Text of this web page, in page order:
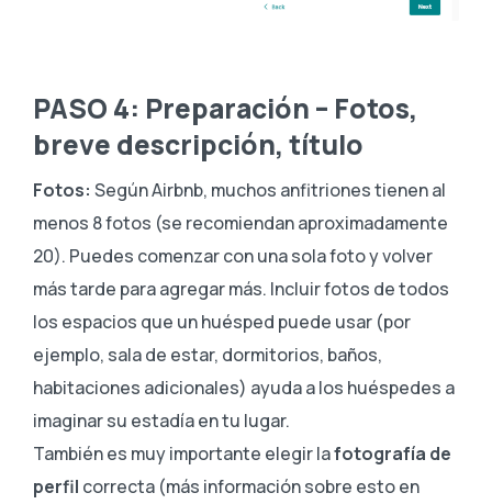
PASO 4: Preparación – Fotos,
breve descripción, título
Fotos: Según Airbnb, muchos anfitriones tienen al
menos 8 fotos (se recomiendan aproximadamente
20). Puedes comenzar con una sola foto y volver
más tarde para agregar más. Incluir fotos de todos
los espacios que un huésped puede usar (por
ejemplo, sala de estar, dormitorios, baños,
habitaciones adicionales) ayuda a los huéspedes a
imaginar su estadía en tu lugar.
También es muy importante elegir lafotografía de
perfil correcta (más información sobre esto en